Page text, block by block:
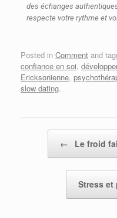
des échanges
respecte votre rythme et
Posted in Comment and
confiance en soi,
Ericksonienne,
slow dating.
← Le froid
Stress et